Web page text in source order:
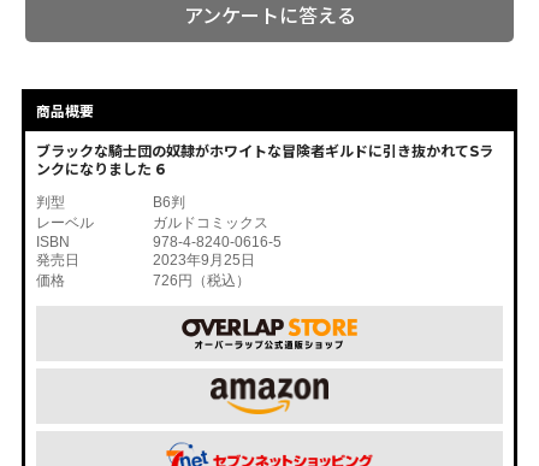
アンケートに答える
商品概要
ブラックな騎士団の奴隷がホワイトな冒険者ギルドに引き抜かれてSラ
ンクになりました 6
判型
B6判
レーベル
ガルドコミックス
ISBN
978-4-8240-0616-5
発売日
2023年9月25日
価格
726円（税込）